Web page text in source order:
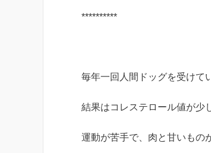
**********
毎年一回人間ドッグを受けて
結果はコレステロール値が少
運動が苦手で、肉と甘いもの